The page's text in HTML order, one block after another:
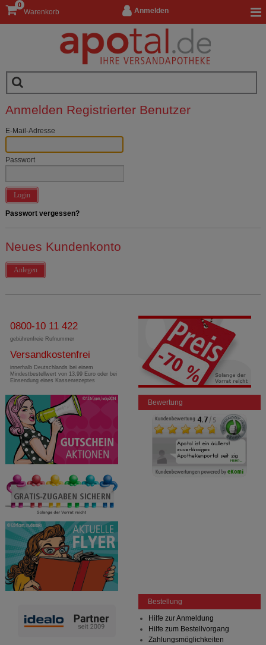
Anmelden
Warenkorb
0
Anmelden Registrierter Benutzer
E-Mail-Adresse
Passwort
Login
Passwort vergessen?
Neues Kundenkonto
Anlegen
0800-10 11 422
gebührenfreie Rufnummer
Versandkostenfrei
innerhalb Deutschlands bei einem
Mindestbestellwert von 13,99 Euro oder bei
Einsendung eines Kassenrezeptes
Bewertung
Bestellung
Hilfe zur Anmeldung
Hilfe zum Bestellvorgang
Zahlungsmöglichkeiten